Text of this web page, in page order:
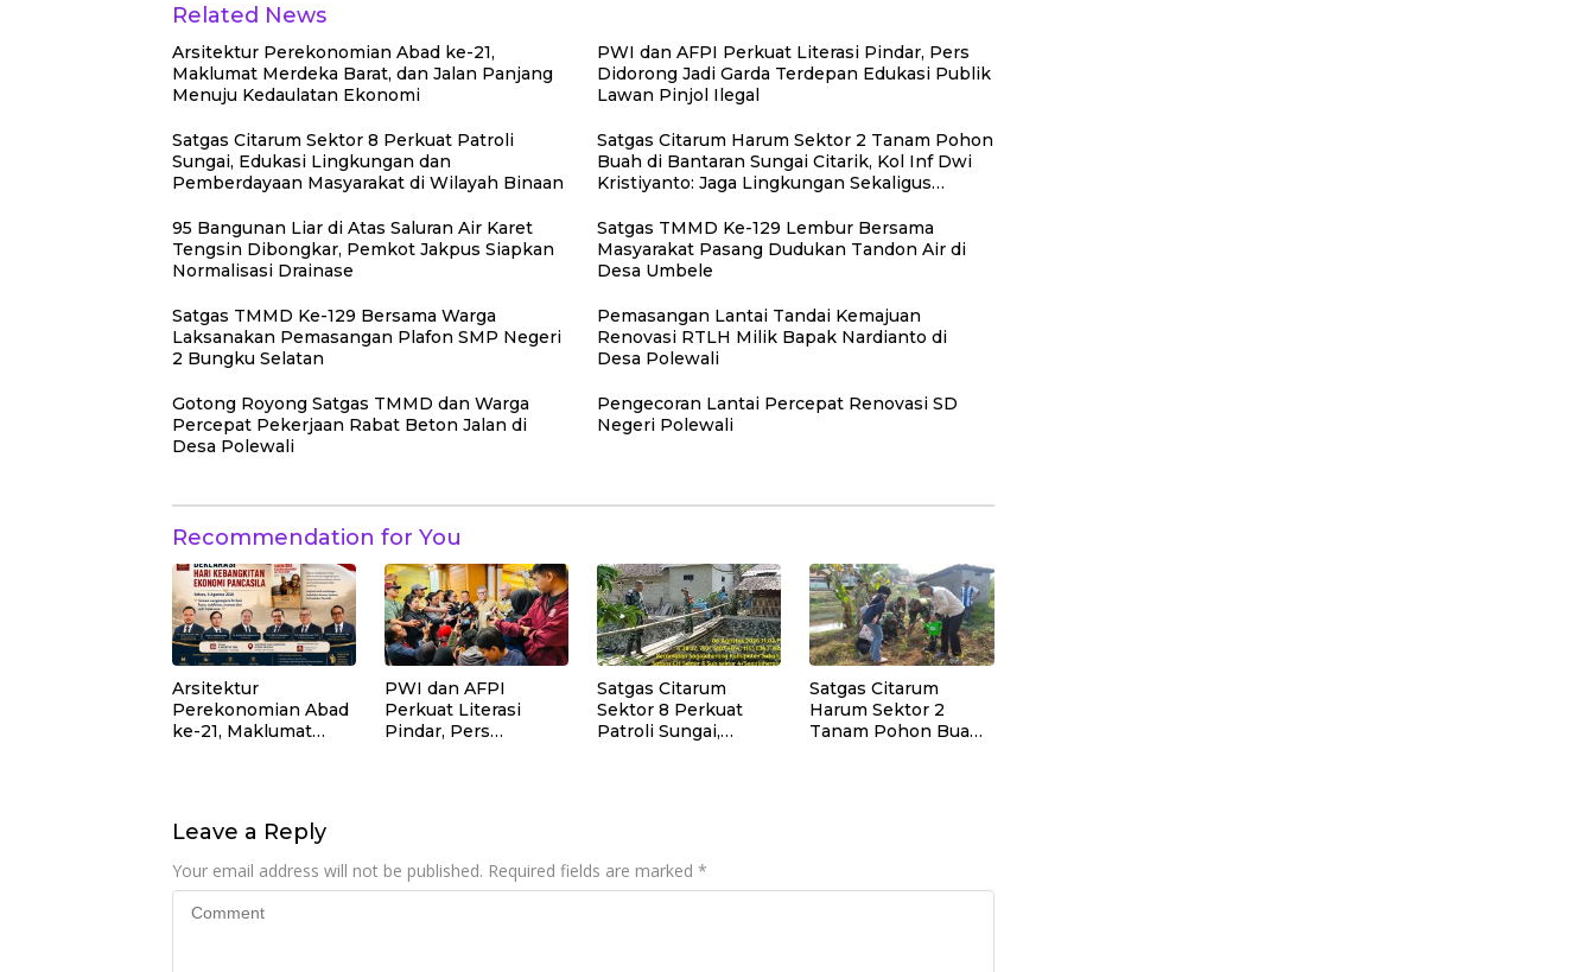
Related News
Arsitektur Perekonomian Abad ke-21,
Maklumat Merdeka Barat, dan Jalan Panjang
Menuju Kedaulatan Ekonomi
PWI dan AFPI Perkuat Literasi Pindar, Pers
Didorong Jadi Garda Terdepan Edukasi Publik
Lawan Pinjol Ilegal
Satgas Citarum Sektor 8 Perkuat Patroli
Sungai, Edukasi Lingkungan dan
Pemberdayaan Masyarakat di Wilayah Binaan
Satgas Citarum Harum Sektor 2 Tanam Pohon
Buah di Bantaran Sungai Citarik, Kol Inf Dwi
Kristiyanto: Jaga Lingkungan Sekaligus
95 Bangunan Liar di Atas Saluran Air Karet
Tengsin Dibongkar, Pemkot Jakpus Siapkan
Normalisasi Drainase
Satgas TMMD Ke-129 Lembur Bersama
Masyarakat Pasang Dudukan Tandon Air di
Desa Umbele
Satgas TMMD Ke-129 Bersama Warga
Laksanakan Pemasangan Plafon SMP Negeri
2 Bungku Selatan
Pemasangan Lantai Tandai Kemajuan
Renovasi RTLH Milik Bapak Nardianto di
Desa Polewali
Gotong Royong Satgas TMMD dan Warga
Percepat Pekerjaan Rabat Beton Jalan di
Desa Polewali
Pengecoran Lantai Percepat Renovasi SD
Negeri Polewali
Recommendation for You
Arsitektur
Perekonomian Abad
ke-21, Maklumat
PWI dan AFPI
Perkuat Literasi
Pindar, Pers
Satgas Citarum
Sektor 8 Perkuat
Patroli Sungai,
Satgas Citarum
Harum Sektor 2
Tanam Pohon Buah
Leave a Reply
Your email address will not be published. Required fields are marked *